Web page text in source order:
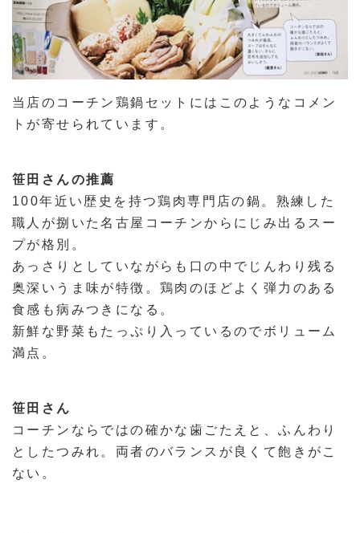
当店のコーチン鶏鍋セットにはこのようなコメン
トが寄せられています。
笹田さんの推薦
100年近い歴史を持つ鶏肉専門店の鍋。熟練した
職人が捌いた名古屋コーチンからにじみ出るスー
プが格別。
あっさりとしていながらも口の中でじんわり残る
奥深いうま味が特徴。鶏肉のほどよく弾力のある
食感も病みつきになる。
新鮮な野菜もたっぷり入っているのでボリューム
満点。
笹田さん
コーチンならではの確かな歯ごたえと、ふんわり
としたつみれ。両者のバランスが良くて飽きがこ
ない。